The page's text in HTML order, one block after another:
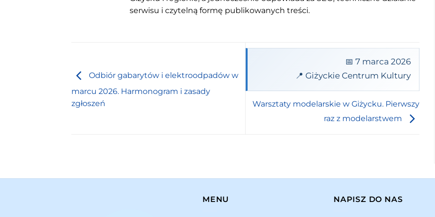
serwisu i czytelną formę publikowanych treści.
Odbiór gabarytów i elektroodpadów w
marcu 2026. Harmonogram i zasady
zgłoszeń
📅 7 marca 2026
📍 Giżyckie Centrum Kultury
Warsztaty modelarskie w Giżycku. Pierwszy
raz z modelarstwem
MENU NAPISZ DO NAS